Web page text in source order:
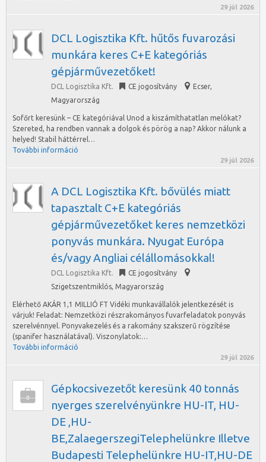
29 júl 2026
DCL Logisztika Kft. hűtős fuvarozási
munkára keres C+E kategóriás
gépjárművezetőket!
DCL Logisztika Kft. CE jogosítvány Ecser,
Magyarország
Sofőrt keresünk – CE kategóriával Unod a kiszámíthatatlan melókat?
Szereted, ha rendben vannak a dolgok és pörög a nap? Akkor nálunk a
helyed! Stabil háttérrel…
További információ
29 júl 2026
A DCL Logisztika Kft. bővülés miatt
tapasztalt C+E kategóriás
gépjárművezetőket keres nemzetközi
ponyvás munkára. Nyugat Európa
és/vagy Angliai célállomásokkal!
DCL Logisztika Kft.
CE jogosítvány
Szigetszentmiklós, Magyarország
Elérhető AKÁR 1,1 MILLIÓ FT Vidéki munkavállalók jelentkezését is
várjuk! Feladat: Nemzetközi részrakományos fuvarfeladatok ponyvás
szerelvénnyel. Ponyvakezelés és a rakomány szakszerű rögzítése
(spanifer használatával). Viszonylatok:…
További információ
29 júl 2026
Gépkocsivezetőt keresünk 40 tonnás
nyerges szerelvényünkre HU-IT, HU-
DE ,HU-
BE,ZalaegerszegiTelephelünkre Illetve
Budapesti Telephelünkre HU-IT,HU-DE